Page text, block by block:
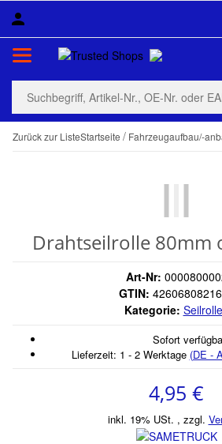
Zurück zur ListeStartseite Fahrzeugaufbau/-
Drahtseilrolle 80mm
Art-Nr:
GTIN:
Kategorie:
Sofort
Lieferzeit: 1 - 2 Werktage (DE -
4,95 €
inkl. 19% USt. , zzgl.